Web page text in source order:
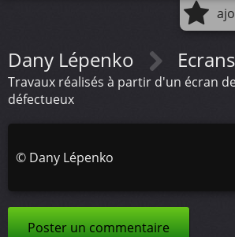
Dany Lépenko Ecrans
Travaux réalisés à partir d'un écran
défectueux
© Dany Lépenko
Poster un commentaire